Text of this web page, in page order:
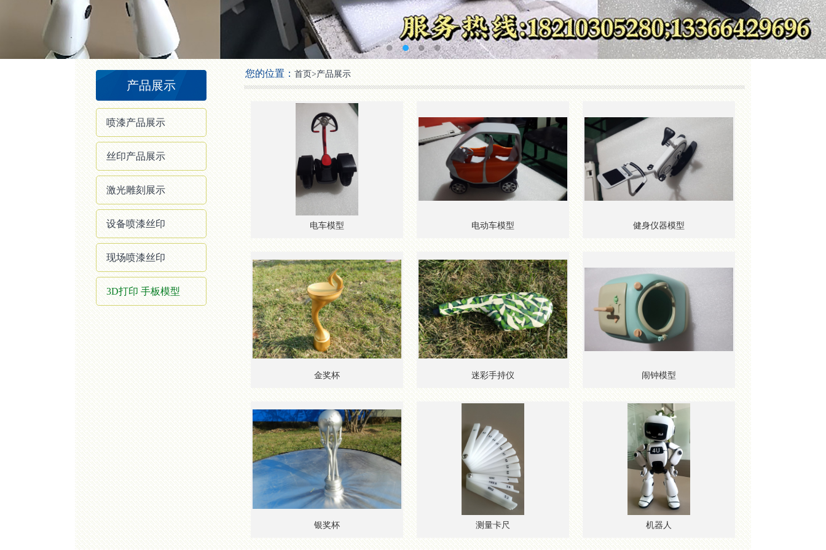
产品展示
喷漆产品展示
丝印产品展示
激光雕刻展示
设备喷漆丝印
现场喷漆丝印
3D打印 手板模型
您的位置：首页>产品展示
电车模型 电动车模型 健身仪器模型
金奖杯 迷彩手持仪 闹钟模型
银奖杯 测量卡尺 机器人